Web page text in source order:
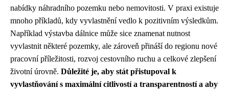
nabídky náhradního pozemku nebo nemovitosti. V praxi existuje
mnoho příkladů, kdy vyvlastnění vedlo k pozitivním výsledkům.
Například výstavba dálnice může sice znamenat nutnost
vyvlastnit některé pozemky, ale zároveň přináší do regionu nové
pracovní příležitosti, rozvoj cestovního ruchu a celkové zlepšení
životní úrovně. Důležité je, aby stát přistupoval k
vyvlastňování s maximální citlivostí a transparentností a aby